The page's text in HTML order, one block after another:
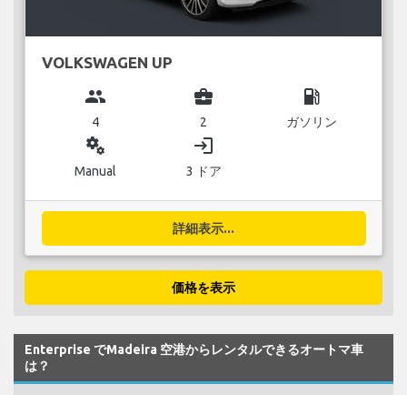
VOLKSWAGEN UP
group
4
business_center
2
local_gas_station
ガソリン
miscellaneous_services
Manual
login
3 ドア
詳細表示...
価格を表示
Enterprise でMadeira 空港からレンタルできるオートマ車
は？